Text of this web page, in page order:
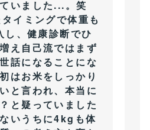
いました...。笑
イミングで体重も
、健康診断でひ
え自己流ではまず
話になることにな
はお米をしっかり
と言われ、本当に
と疑っていました
いうちに4kgも体